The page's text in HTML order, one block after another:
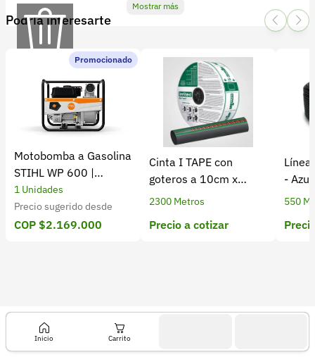
Mostrar más
o
o
c
e
3
3
Podría interesarte
Promocionado
Motobomba a Gasolina
STIHL WP 600 |
Eficiente y Potente
1 Unidades
Precio sugerido desde
COP $2.169.000
Cinta I TAPE con
goteros a 10cm x
2.300m - Cal 8 mil
2300 Metros
Precio a cotizar
-
550
Registrarse
Recuperar contraseña
Soporte
+57 323 2931928
contacto@croper.com
© 2026 Croper.com Todos los derechos reservados
Versión 5.45.0
Síguenos
Inicio Carrito